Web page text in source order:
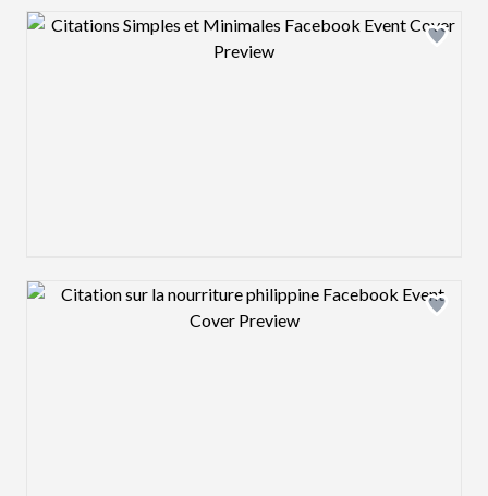
Design preview image
Design preview image